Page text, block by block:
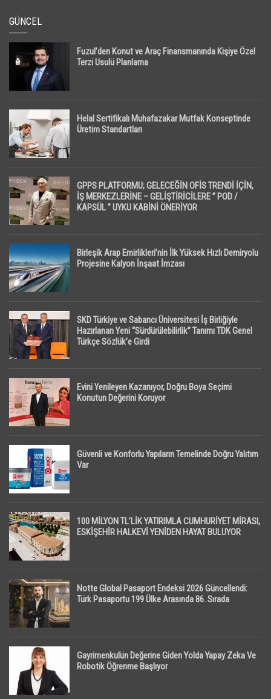
GÜNCEL
Fuzul’den Konut ve Araç Finansmanında Kişiye Özel
Terzi Usulü Planlama
Helal Sertifikalı Muhafazakar Mutfak Konseptinde
Üretim Standartları
GPPS PLATFORMU; GELECEĞİN OFİS TRENDİ İÇİN,
İŞ MERKEZLERİNE – GELİŞTİRİCİLERE ” POD /
KAPSÜL ” UYKU KABİNİ ÖNERİYOR
Birleşik Arap Emirlikleri’nin İlk Yüksek Hızlı Demiryolu
Projesine Kalyon İnşaat İmzası
SKD Türkiye ve Sabancı Üniversitesi İş Birliğiyle
Hazırlanan Yeni “Sürdürülebilirlik” Tanımı TDK Genel
Türkçe Sözlük’e Girdi
Evini Yenileyen Kazanıyor, Doğru Boya Seçimi
Konutun Değerini Koruyor
Güvenli ve Konforlu Yapıların Temelinde Doğru Yalıtım
Var
100 MİLYON TL’LİK YATIRIMLA CUMHURİYET MİRASI,
ESKİŞEHİR HALKEVİ YENİDEN HAYAT BULUYOR
Notte Global Pasaport Endeksi 2026 Güncellendi:
Türk Pasaportu 199 Ülke Arasında 86. Sırada
Gayrimenkulün Değerine Giden Yolda Yapay Zeka Ve
Robotik Öğrenme Başlıyor